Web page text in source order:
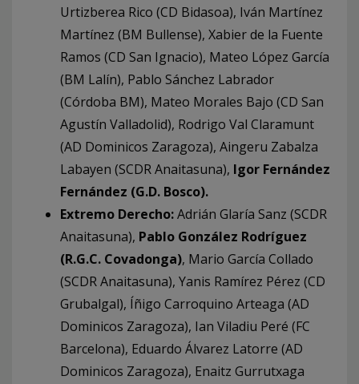
Urtizberea Rico (CD Bidasoa), Iván Martínez
Martínez (BM Bullense), Xabier de la Fuente
Ramos (CD San Ignacio), Mateo López García
(BM Lalín), Pablo Sánchez Labrador
(Córdoba BM), Mateo Morales Bajo (CD San
Agustín Valladolid), Rodrigo Val Claramunt
(AD Dominicos Zaragoza), Aingeru Zabalza
Labayen (SCDR Anaitasuna), Igor Fernández
Fernández (G.D. Bosco).
Extremo Derecho:Adrián Glaría Sanz (SCDR
Anaitasuna), Pablo González Rodríguez
(R.G.C. Covadonga), Mario García Collado
(SCDR Anaitasuna), Yanis Ramírez Pérez (CD
Grubalgal), Íñigo Carroquino Arteaga (AD
Dominicos Zaragoza), Ian Viladiu Peré (FC
Barcelona), Eduardo Álvarez Latorre (AD
Dominicos Zaragoza), Enaitz Gurrutxaga